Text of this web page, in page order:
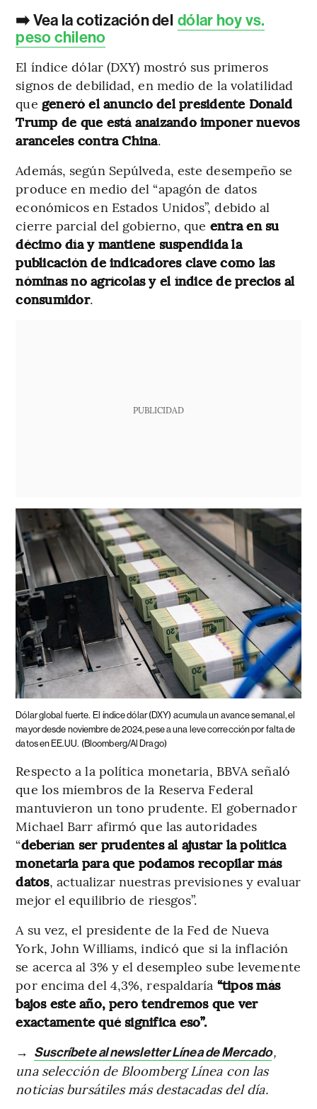
➡️ Vea la cotización del dólar hoy vs.
peso chileno
El índice dólar (DXY) mostró sus primeros
signos de debilidad, en medio de la volatilidad
que generó el anuncio del presidente Donald
Trump de que está anaizando imponer nuevos
aranceles contra China.
Además, según Sepúlveda, este desempeño se
produce en medio del “apagón de datos
económicos en Estados Unidos”, debido al
cierre parcial del gobierno, que entra en su
décimo día y mantiene suspendida la
publicación de indicadores clave como las
nóminas no agrícolas y el índice de precios al
consumidor.
PUBLICIDAD
Dólar global fuerte. El índice dólar (DXY) acumula un avance semanal, el
mayor desde noviembre de 2024, pese a una leve corrección por falta de
datos en EE.UU. (Bloomberg/Al Drago)
Respecto a la política monetaria, BBVA señaló
que los miembros de la Reserva Federal
mantuvieron un tono prudente. El gobernador
Michael Barr afirmó que las autoridades
“deberían ser prudentes al ajustar la política
monetaria para que podamos recopilar más
datos, actualizar nuestras previsiones y evaluar
mejor el equilibrio de riesgos”.
A su vez, el presidente de la Fed de Nueva
York, John Williams, indicó que si la inflación
se acerca al 3% y el desempleo sube levemente
por encima del 4,3%, respaldaría “tipos más
bajos este año, pero tendremos que ver
exactamente qué significa eso”.
→ Suscríbete al newsletter Línea de Mercado,
una selección de Bloomberg Línea con las
noticias bursátiles más destacadas del día.